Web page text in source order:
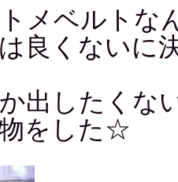
メベルトな
良くないに
出したくな
をした☆